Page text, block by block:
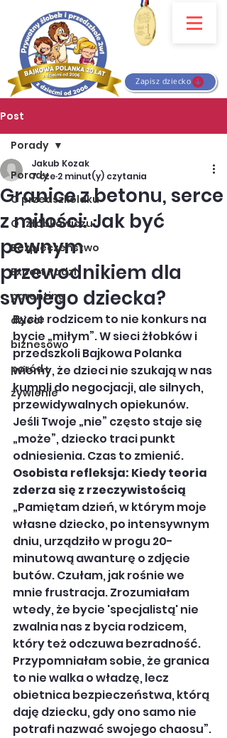
Zapisz dziecko
Post
Porady
O przedszkolaku
O "żłobkowiczu"
Bezpieczeństwo
Expert Radzi
parenting
dzieci
biznesowo
poród+
żywienie
Porady
Granice z betonu, serce
z miłości: Jak być
pewnym
przewodnikiem dla
swojego dziecka?
Jakub Kozak
7 cze 2 minut(y) czytania
Bycie rodzicem to nie konkurs na
bycie „miłym”. W sieci żłobków i
przedszkoli Bajkowa Polanka
wiemy, że dzieci nie szukają w nas
kumpli do negocjacji, ale silnych,
przewidywalnych opiekunów.
Jeśli Twoje „nie” często staje się
„może”, dziecko traci punkt
odniesienia. Czas to zmienić.
Osobista refleksja: Kiedy teoria
zderza się z rzeczywistością
„Pamiętam dzień, w którym moje
własne dziecko, po intensywnym
dniu, urządziło w progu 20-
minutową awanturę o zdjęcie
butów. Czułam, jak rośnie we
mnie frustracja. Zrozumiałam
wtedy, że bycie 'specjalistą' nie
zwalnia nas z bycia rodzicem,
który też odczuwa bezradność.
Przypomniałam sobie, że granica
to nie walka o władzę, lecz
obietnica bezpieczeństwa, którą
daję dziecku, gdy ono samo nie
potrafi nazwać swojego chaosu”.